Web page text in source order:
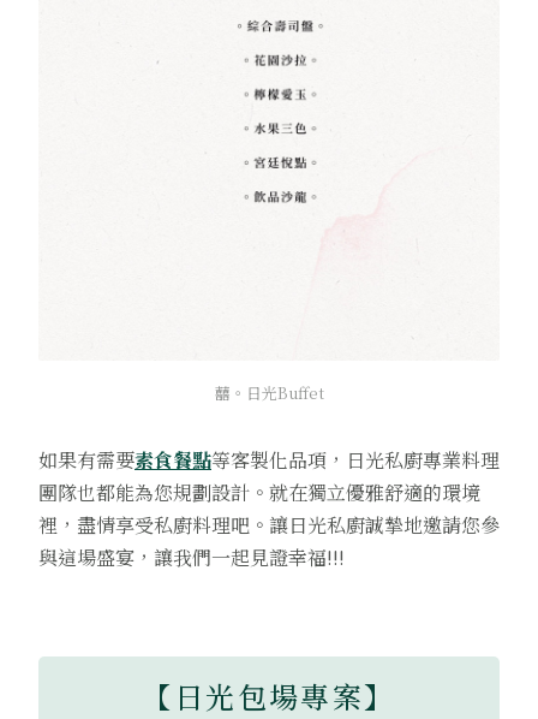
囍。日光Buffet
如果有需要素食餐點等客製化品項，日光私廚專業料理
團隊也都能為您規劃設計。就在獨立優雅舒適的環境
裡，盡情享受私廚料理吧。讓日光私廚誠摯地邀請您參
與這場盛宴，讓我們一起見證幸福!!!
【日光包場專案】